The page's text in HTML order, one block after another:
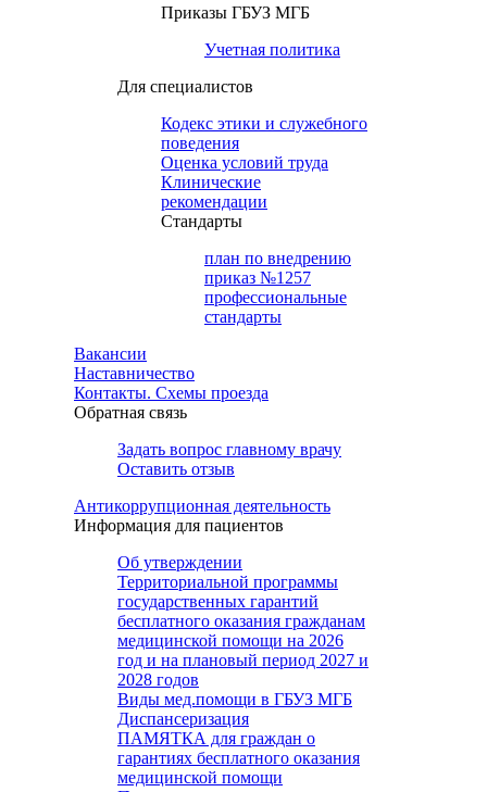
Приказы ГБУЗ МГБ
Учетная политика
Для специалистов
Кодекс этики и служебного
поведения
Оценка условий труда
Клинические
рекомендации
Cтандарты
план по внедрению
приказ №1257
профессиональные
стандарты
Вакансии
Наставничество
Контакты. Схемы проезда
Обратная связь
Задать вопрос главному врачу
Оставить отзыв
Антикоррупционная деятельность
Информация для пациентов
Об утверждении
Территориальной программы
государственных гарантий
бесплатного оказания гражданам
медицинской помощи на 2026
год и на плановый период 2027 и
2028 годов
Виды мед.помощи в ГБУЗ МГБ
Диспансеризация
ПАМЯТКА для граждан о
гарантиях бесплатного оказания
медицинской помощи